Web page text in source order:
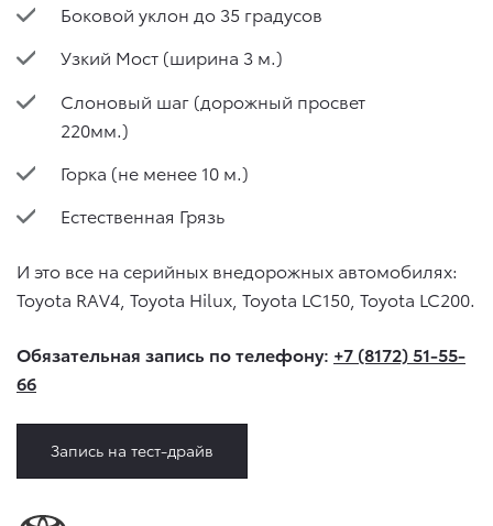
Боковой уклон до 35 градусов
Узкий Мост (ширина 3 м.)
Слоновый шаг (дорожный просвет
220мм.)
Горка (не менее 10 м.)
Естественная Грязь
И это все на серийных внедорожных автомобилях:
Toyota RAV4, Toyota Hilux, Toyota LC150, Toyota LC200.
Обязательная запись по телефону: +7 (8172) 51-55-
66
Запись на тест-драйв